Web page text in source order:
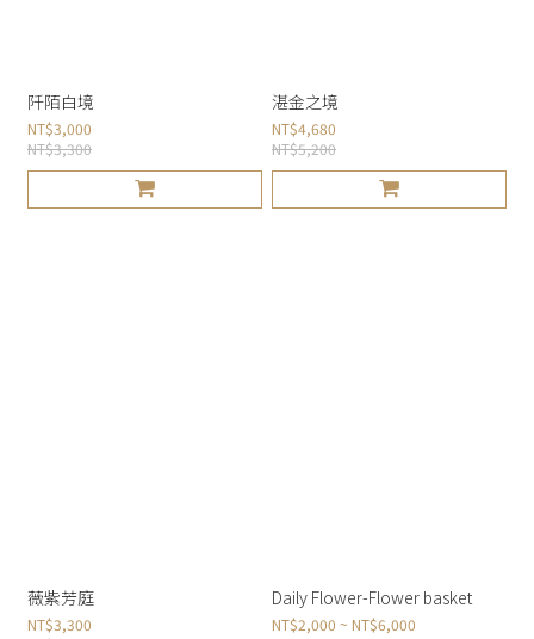
阡陌白境
NT$3,000
NT$3,300
湛金之境
NT$4,680
NT$5,200
薇紫芳庭
NT$3,300
Daily Flower-Flower basket
NT$2,000 ~ NT$6,000